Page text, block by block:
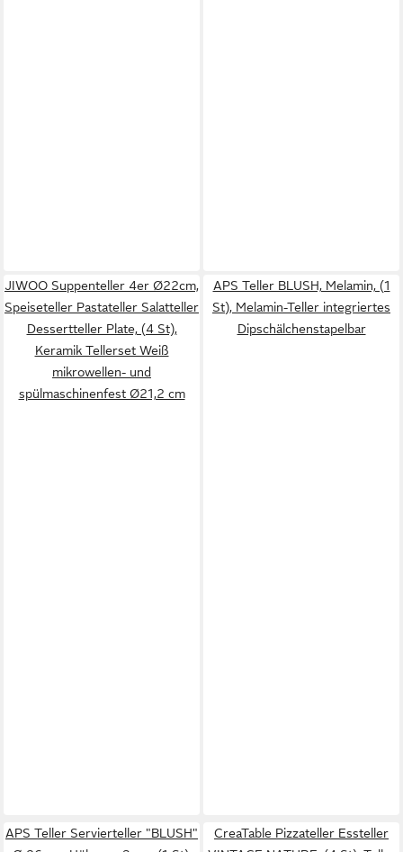
JIWOO Suppenteller 4er Ø22cm,
Speiseteller Pastateller Salatteller
Dessertteller Plate, (4 St),
Keramik Tellerset Weiß
mikrowellen- und
spülmaschinenfest Ø21,2 cm
APS Teller BLUSH, Melamin, (1
St), Melamin-Teller integriertes
Dipschälchenstapelbar
APS Teller Servierteller "BLUSH"
CreaTable Pizzateller Essteller